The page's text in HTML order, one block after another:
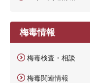
梅毒情報
梅毒検査・相談
梅毒関連情報